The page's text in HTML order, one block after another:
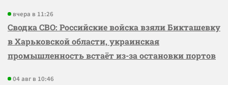
вчера в 11:26
Сводка СВО: Российские войска взяли Бикташевку
в Харьковской области, украинская
промышленность встаёт из-за остановки портов
04 авг в 10:46